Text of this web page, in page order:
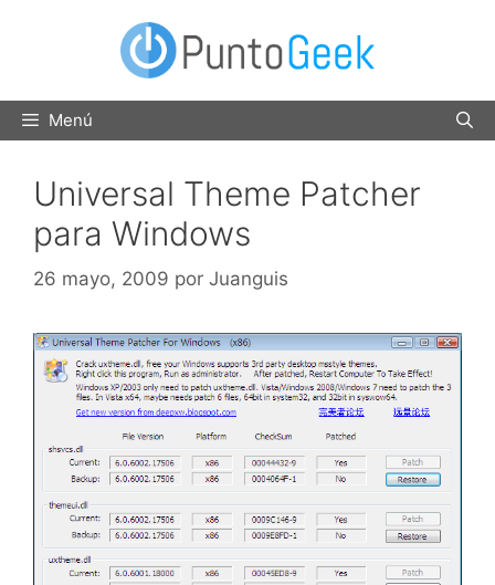
Menú
Universal Theme Patcher
para Windows
26 mayo, 2009 por Juanguis